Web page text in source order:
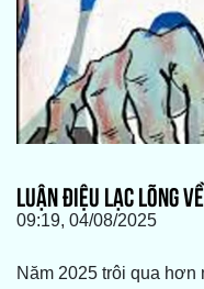
LUẬN ĐIỆU LẠC LÕNG
09:19, 04/08/2025
Năm 2025 trôi qua